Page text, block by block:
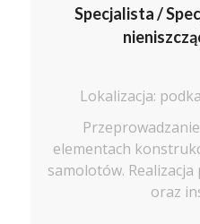
Specjalista /
Lokalizacja:
elementach
samolotów.
oraz